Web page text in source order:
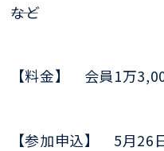
――など
【料金】 会員1万
【参加申込】 5月26